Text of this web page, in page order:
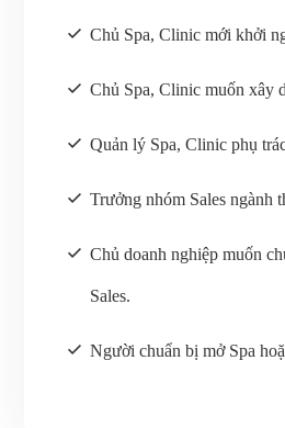
Chủ Spa, Clinic mới khởi
Chủ Spa, Clinic muốn xây
Quản lý Spa, Clinic phụ
Trưởng nhóm Sales ngành
Chủ doanh nghiệp muốn
Sales.
Người chuẩn bị mở Spa